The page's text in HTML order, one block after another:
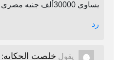
يساوي 30000ألف جنيه مصري
رد
يقول خلصت الحكايه: